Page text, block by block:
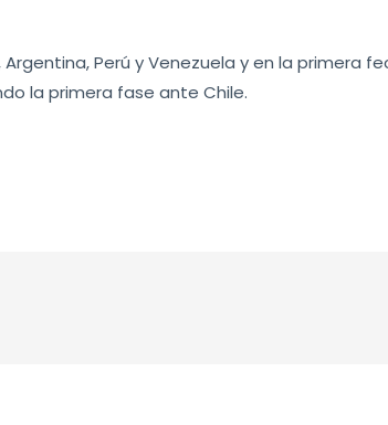
Perú y Venezuela y en la primera
la primera fase ante Chile.